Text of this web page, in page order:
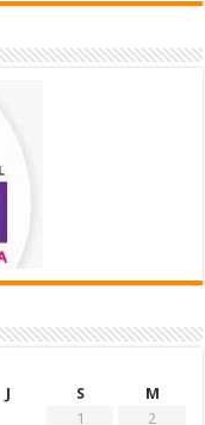
J S
M
1
2